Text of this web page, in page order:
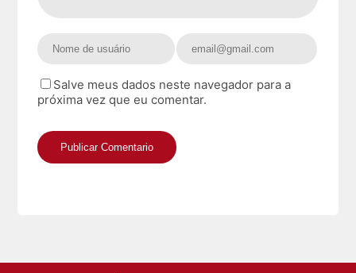
Salve meus dados neste navegador para a
próxima vez que eu comentar.